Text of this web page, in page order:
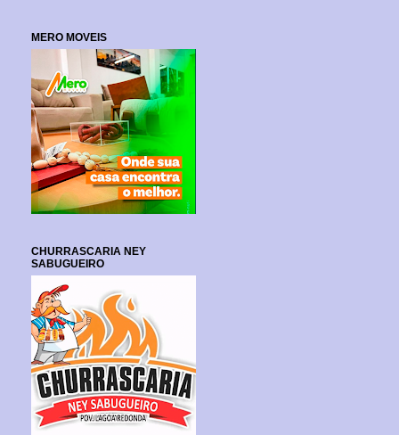
MERO MOVEIS
CHURRASCARIA NEY
SABUGUEIRO